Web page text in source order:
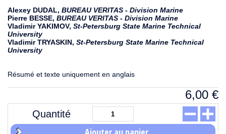
Alexey DUDAL, BUREAU VERITAS - Division Marine
Pierre BESSE, BUREAU VERITAS - Division Marine
Vladimir YAKIMOV, St-Petersburg State Marine Technical
University
Vladimir TRYASKIN, St-Petersburg State Marine Technical
University
Résumé et texte uniquement en anglais
6,00 €
Quantité